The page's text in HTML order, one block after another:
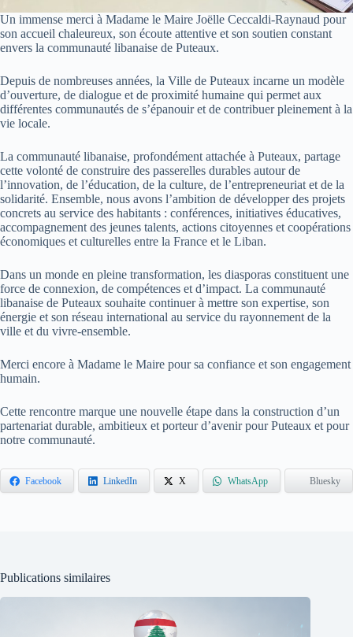
Un immense merci à Madame le Maire Joëlle Ceccaldi-Raynaud pour
son accueil chaleureux, son écoute attentive et son soutien constant
envers la communauté libanaise de Puteaux.
Depuis de nombreuses années, la Ville de Puteaux incarne un modèle
d’ouverture, de dialogue et de proximité humaine qui permet aux
différentes communautés de s’épanouir et de contribuer pleinement à la
vie locale.
La communauté libanaise, profondément attachée à Puteaux, partage
cette volonté de construire des passerelles durables autour de
l’innovation, de l’éducation, de la culture, de l’entrepreneuriat et de la
solidarité. Ensemble, nous avons l’ambition de développer des projets
concrets au service des habitants : conférences, initiatives éducatives,
accompagnement des jeunes talents, actions citoyennes et coopérations
économiques et culturelles entre la France et le Liban.
Dans un monde en pleine transformation, les diasporas constituent une
force de connexion, de compétences et d’impact. La communauté
libanaise de Puteaux souhaite continuer à mettre son expertise, son
énergie et son réseau international au service du rayonnement de la
ville et du vivre-ensemble.
Merci encore à Madame le Maire pour sa confiance et son engagement
humain.
Cette rencontre marque une nouvelle étape dans la construction d’un
partenariat durable, ambitieux et porteur d’avenir pour Puteaux et pour
notre communauté.
Facebook LinkedIn X WhatsApp Bluesky
Publications similaires